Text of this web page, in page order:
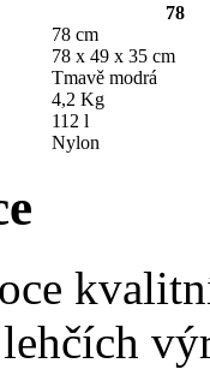
78
78 cm
78 x 49 x 35 cm
Tmavě modrá
4,2 Kg
112 l
Nylon